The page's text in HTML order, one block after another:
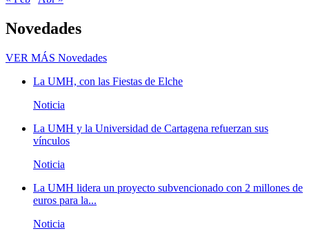
Novedades
VER MÁS Novedades
La UMH, con las Fiestas de Elche
Noticia
La UMH y la Universidad de Cartagena refuerzan sus
vínculos
Noticia
La UMH lidera un proyecto subvencionado con 2 millones de
euros para la...
Noticia